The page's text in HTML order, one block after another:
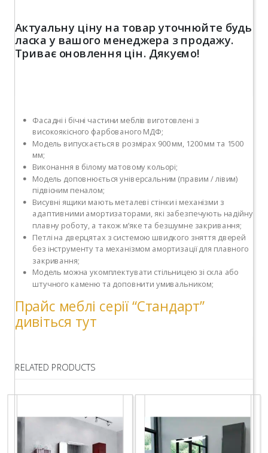
Актуальну ціну на товар уточнюйте будь
ласка у вашого менеджера з продажу.
Триває оновлення цін. Дякуємо!
Фасадні і бічні частини меблів виготовлені з
високоякісного фарбованого МДФ;
Модель випускається в розмірах 900 мм, 1200 мм та 1500
мм;
Виконання в білому матовому кольорі;
Модель доповнюється універсальним (правим / лівим)
підвісним пеналом;
Висувні ящики мають металеві стінки і механізми з
адаптивними амортизаторами, які забезпечують надійну
плавну роботу, а також м’яке та безшумне закривання;
Петлі на дверцятах з системою швидкого зняття дверей
без інструменту та механізмом амортизації для плавного
закривання;
Модель можна укомплектувати стільницею зі скла або
штучного каменю та доповнити умивальником;
Прайс меблі серії “Стандарт”
дивіться тут
RELATED PRODUCTS